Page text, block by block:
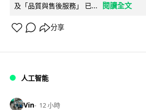
及「品質與售後服務」 已...
閱讀全文
分享
人工智能
Vin 12 小時